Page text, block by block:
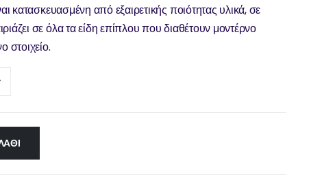
κατασκευασμένη από εξαιρετικής ποιότητας υλικά, σε
σε όλα τα είδη επίπλου που διαθέτουν μοντέρνο
στοιχείο.